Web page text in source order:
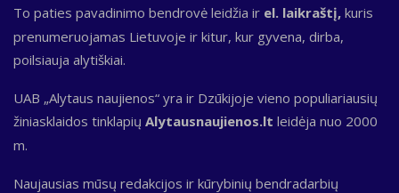
To paties pavadinimo bendrovė leidžia ir el. laikraštį, kuris
prenumeruojamas Lietuvoje ir kitur, kur gyvena, dirba,
poilsiauja alytiškiai.
UAB „Alytaus naujienos“ yra ir Dzūkijoje vieno populiariausių
žiniasklaidos tinklapių Alytausnaujienos.lt leidėja nuo 2000
m.
Naujausias mūsų redakcijos ir kūrybinių bendradarbių